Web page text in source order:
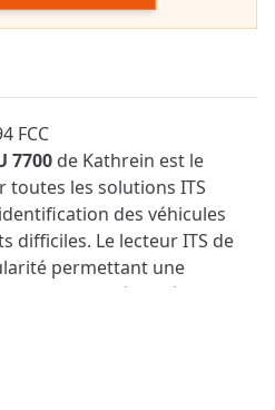
le produit
FCC
7700 de Kathrein est le
les solutions ITS
des véhicules
difficiles. Le lecteur ITS de
permettant une
et une sécurité de bout